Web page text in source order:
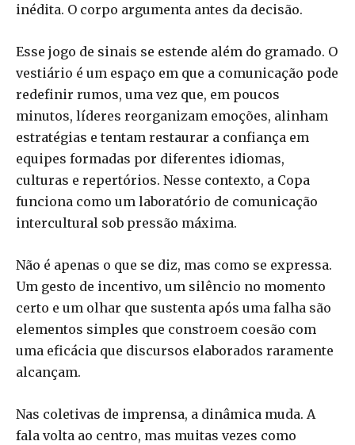
inédita. O corpo argumenta antes da decisão.
Esse jogo de sinais se estende além do gramado. O
vestiário é um espaço em que a comunicação pode
redefinir rumos, uma vez que, em poucos
minutos, líderes reorganizam emoções, alinham
estratégias e tentam restaurar a confiança em
equipes formadas por diferentes idiomas,
culturas e repertórios. Nesse contexto, a Copa
funciona como um laboratório de comunicação
intercultural sob pressão máxima.
Não é apenas o que se diz, mas como se expressa.
Um gesto de incentivo, um silêncio no momento
certo e um olhar que sustenta após uma falha são
elementos simples que constroem coesão com
uma eficácia que discursos elaborados raramente
alcançam.
Nas coletivas de imprensa, a dinâmica muda. A
fala volta ao centro, mas muitas vezes como